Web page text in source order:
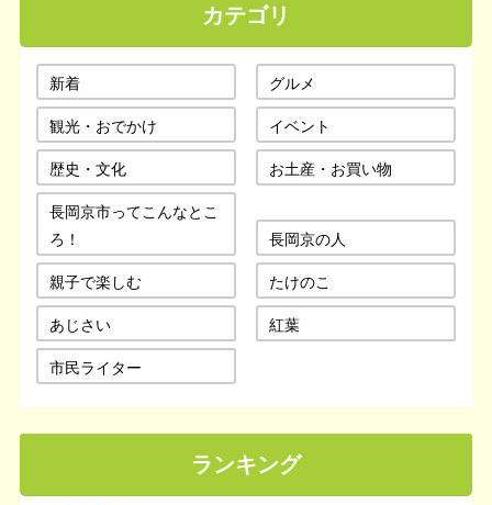
カテゴリ
新着
グルメ
観光・おでかけ
イベント
歴史・文化
お土産・お買い物
長岡京市ってこんなとこ
ろ！
長岡京の人
親子で楽しむ
たけのこ
あじさい
紅葉
市民ライター
ランキング